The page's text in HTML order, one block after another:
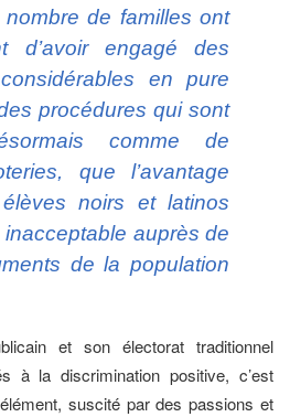
nombre de familles ont
d’avoir engagé des
en pure
procédures qui sont
comme de
que l’avantage
noirs et latinos
auprès de
de la population
et son électorat traditionnel
à la discrimination positive, c’est
suscité par des passions et